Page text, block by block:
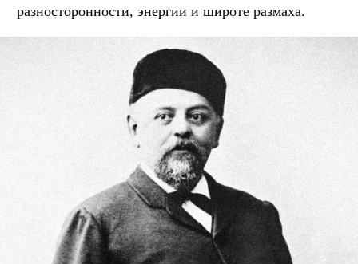
разносторонности, энергии и широте размаха.